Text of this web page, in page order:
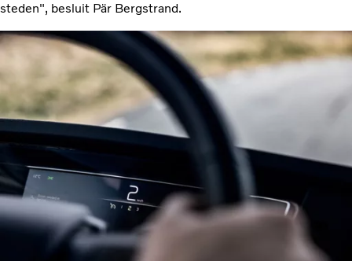
steden", besluit Pär Bergstrand.